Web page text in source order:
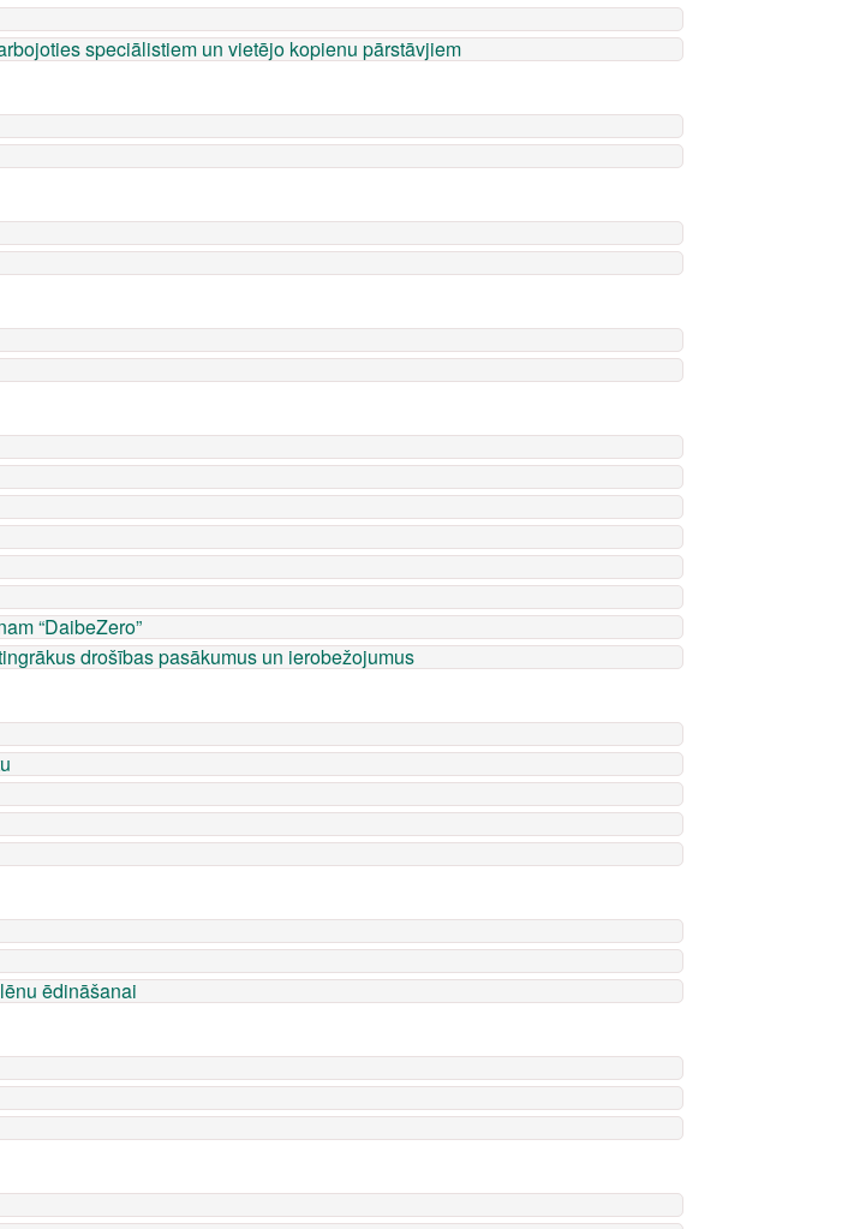
speciālistiem un vietējo kopienu pārstāvjiem
“DaibeZero”
drošības pasākumus un ierobežojumus
ēdināšanai